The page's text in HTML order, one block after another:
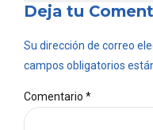
Deja tu
Su dirección de correo
campos obligatorios
Comentario *